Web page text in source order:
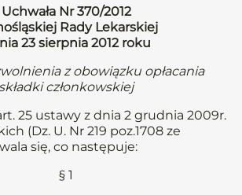
Uchwała Nr 370/2012
Rady Lekarskiej
23 sierpnia 2012 roku
z obowiązku opłacania
składki członkowskiej
25 ustawy z dnia 2 grudnia 2009r.
(Dz. U. Nr 219 poz.1708 ze
się, co następuje:
§ 1